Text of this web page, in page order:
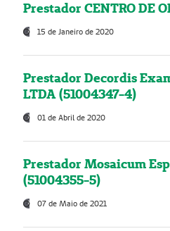
Prestador CENTRO DE
15 de Janeiro de 2020
Prestador Decordis
LTDA (51004347-4)
01 de Abril de 2020
Prestador Mosaicum
(51004355-5)
07 de Maio de 2021